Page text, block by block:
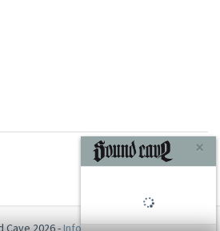
Cave 2026 -Info privacy
×